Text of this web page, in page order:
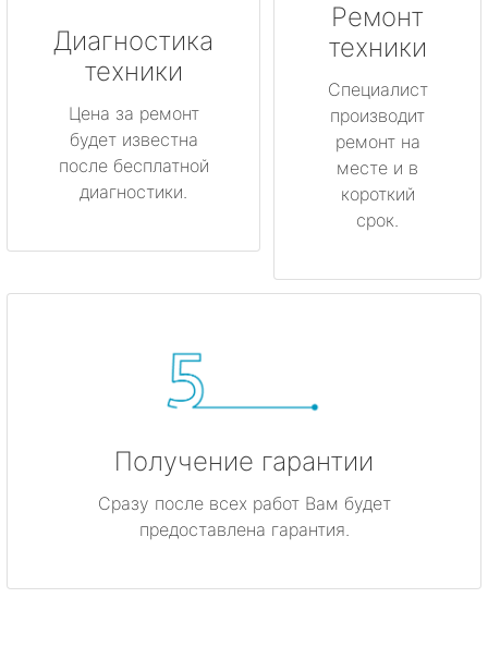
Диагностика
техники
Цена за ремонт
будет известна
после бесплатной
диагностики.
Ремонт
техники
Специалист
производит
ремонт на
месте и в
короткий
срок.
Получение гарантии
Сразу после всех работ Вам будет
предоставлена гарантия.